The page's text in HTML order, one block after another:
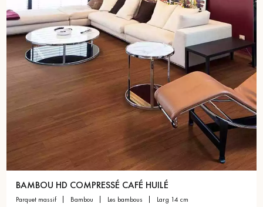
BAMBOU HD COMPRESSÉ CAFÉ HUILÉ
parquet massif bambou les bambous larg 14 cm